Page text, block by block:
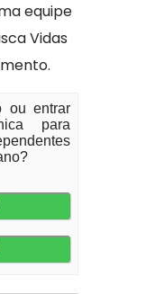
equipe
Vidas
ou entrar
para